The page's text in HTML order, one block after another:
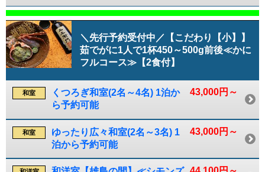
＼先行予約受付中／【こだわり【小】】
茹でがに1人で1杯450～500g前後≪かに
フルコース≫【2食付】
43,000円～
和室
くつろぎ和室(2名～4名) 1泊か
ら予約可能
43,000円～
和室
ゆったり広々和室(2名～3名) 1
泊から予約可能